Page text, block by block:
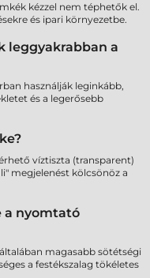
kézzel nem téphetők el.
és ipari környezetbe.
leggyakrabban a
használják leginkább,
és a legerősebb
víztiszta (transparent)
megjelenést kölcsönöz a
a nyomtató
magasabb sötétségi
a festékszalag tökéletes